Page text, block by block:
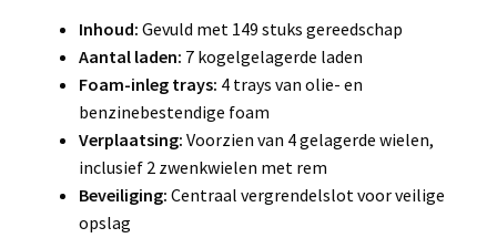
Inhoud: Gevuld met 149 stuks gereedschap
Aantal laden: 7 kogelgelagerde laden
Foam-inleg trays: 4 trays van olie- en
benzinebestendige foam
Verplaatsing: Voorzien van 4 gelagerde wielen,
inclusief 2 zwenkwielen met rem
Beveiliging: Centraal vergrendelslot voor veilige
opslag